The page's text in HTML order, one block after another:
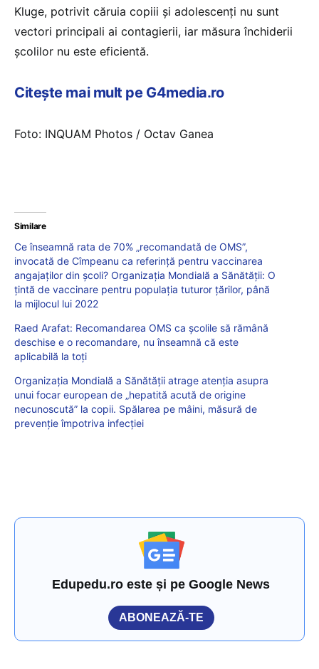
Kluge, potrivit căruia copiii şi adolescenţi nu sunt
vectori principali ai contagierii, iar măsura închiderii
şcolilor nu este eficientă.
Citește mai mult pe G4media.ro
Foto: INQUAM Photos / Octav Ganea
Similare
Ce înseamnă rata de 70% „recomandată de OMS”,
invocată de Cîmpeanu ca referință pentru vaccinarea
angajaților din școli? Organizația Mondială a Sănătății: O
țintă de vaccinare pentru populația tuturor țărilor, până
la mijlocul lui 2022
Raed Arafat: Recomandarea OMS ca școlile să rămână
deschise e o recomandare, nu înseamnă că este
aplicabilă la toți
Organizația Mondială a Sănătății atrage atenția asupra
unui focar european de „hepatită acută de origine
necunoscută” la copii. Spălarea pe mâini, măsură de
prevenție împotriva infecției
Edupedu.ro este și pe Google News
ABONEAZĂ-TE